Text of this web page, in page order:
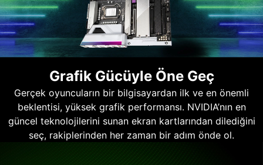
Grafik Gücüyle Öne Geç
Gerçek oyuncuların bir bilgisayardan ilk ve en önemli
beklentisi, yüksek grafik performansı. NVIDIA’nın en
güncel teknolojilerini sunan ekran kartlarından dilediğini
seç, rakiplerinden her zaman bir adım önde ol.